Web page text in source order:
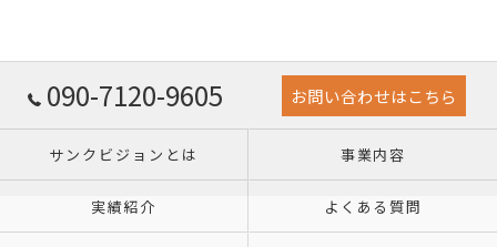
090-7120-9605 お問い合わせはこちら
サンクビジョンとは 事業内容
実績紹介 よくある質問